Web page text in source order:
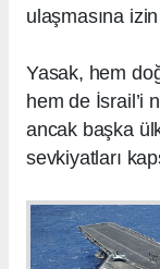
ulaşmasına
Yasak, hem
hem de İsrail’i
ancak başka
sevkiyatları